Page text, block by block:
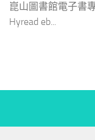
崑山圖書館電子書
Hyread eb...